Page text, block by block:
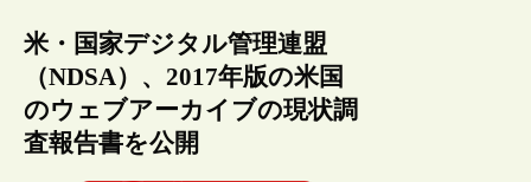
米・国家デジタル管理連盟
（NDSA）、2017年版の米国
のウェブアーカイブの現状調
査報告書を公開